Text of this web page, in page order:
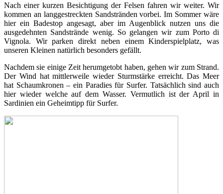
Nach einer kurzen Besichtigung der Felsen fahren wir weiter. Wir
kommen an langgestreckten Sandstränden vorbei. Im Sommer wäre
hier ein Badestop angesagt, aber im Augenblick nutzen uns die
ausgedehnten Sandstrände wenig. So gelangen wir zum Porto di
Vignola. Wir parken direkt neben einem Kinderspielplatz, was
unseren Kleinen natürlich besonders gefällt.
Nachdem sie einige Zeit herumgetobt haben, gehen wir zum Strand.
Der Wind hat mittlerweile wieder Sturmstärke erreicht. Das Meer
hat Schaumkronen – ein Paradies für Surfer. Tatsächlich sind auch
hier wieder welche auf dem Wasser. Vermutlich ist der April in
Sardinien ein Geheimtipp für Surfer.